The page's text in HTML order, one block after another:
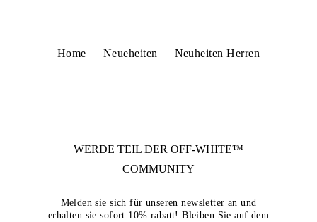
Home Neueheiten Neuheiten Herren
WERDE TEIL DER OFF-WHITE™
COMMUNITY
Melden sie sich für unseren newsletter an und
erhalten sie sofort 10% rabatt! Bleiben Sie auf dem